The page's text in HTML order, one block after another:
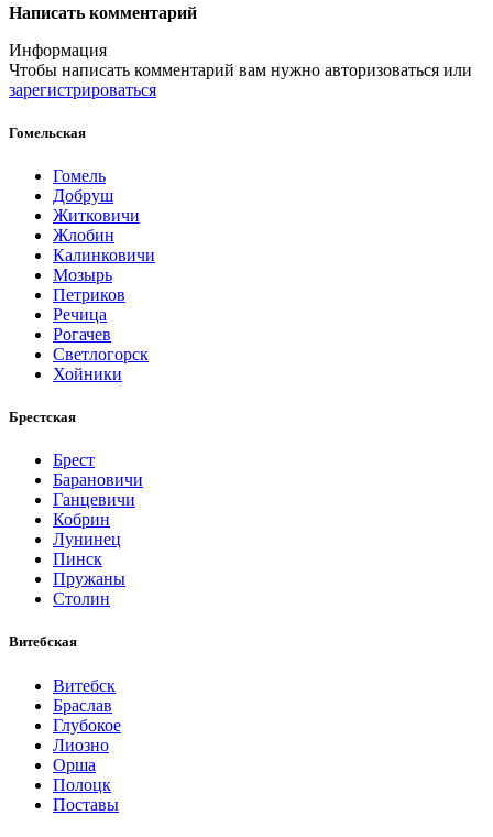
Написать комментарий
Информация
Чтобы написать комментарий вам нужно авторизоваться или
зарегистрироваться
Гомельская
Гомель
Добруш
Житковичи
Жлобин
Калинковичи
Мозырь
Петриков
Речица
Рогачев
Светлогорск
Хойники
Брестская
Брест
Барановичи
Ганцевичи
Кобрин
Лунинец
Пинск
Пружаны
Столин
Витебская
Витебск
Браслав
Глубокое
Лиозно
Орша
Полоцк
Поставы